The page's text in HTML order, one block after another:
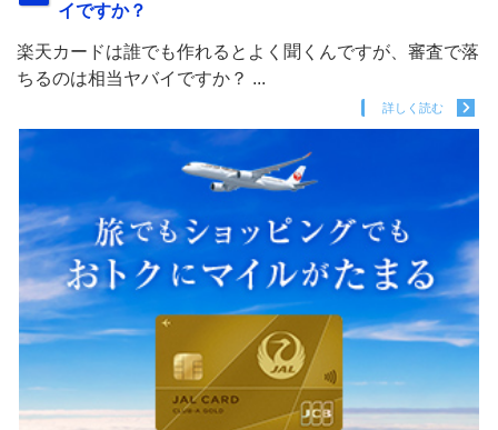
イですか？
楽天カードは誰でも作れるとよく聞くんですが、審査で落
ちるのは相当ヤバイですか？ ...
詳しく読む